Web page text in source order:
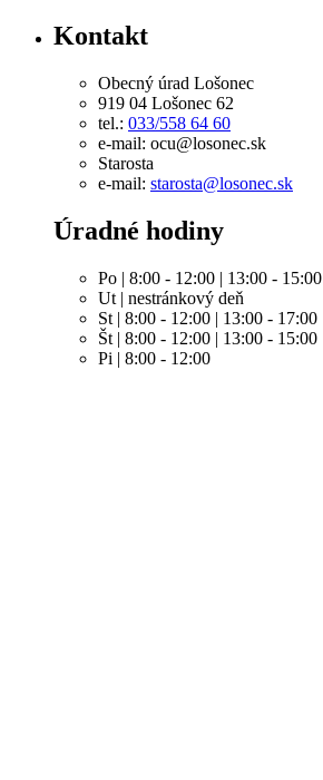
Kontakt
Obecný úrad Lošonec
919 04 Lošonec 62
tel.: 033/558 64 60
e-mail: ocu@losonec.sk
Starosta
e-mail: starosta@losonec.sk
Úradné hodiny
Po | 8:00 - 12:00 | 13:00 - 15:00
Ut | nestránkový deň
St | 8:00 - 12:00 | 13:00 - 17:00
Št | 8:00 - 12:00 | 13:00 - 15:00
Pi | 8:00 - 12:00